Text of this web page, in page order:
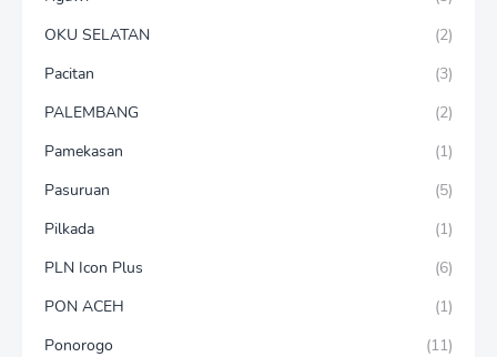
OKU SELATAN
(2)
Pacitan
(3)
PALEMBANG
(2)
Pamekasan
(1)
Pasuruan
(5)
Pilkada
(1)
PLN Icon Plus
(6)
PON ACEH
(1)
Ponorogo
(11)